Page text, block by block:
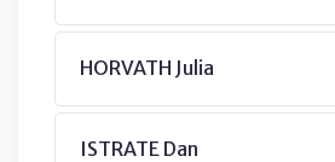
HORVATH Julia
ISTRATE Dan